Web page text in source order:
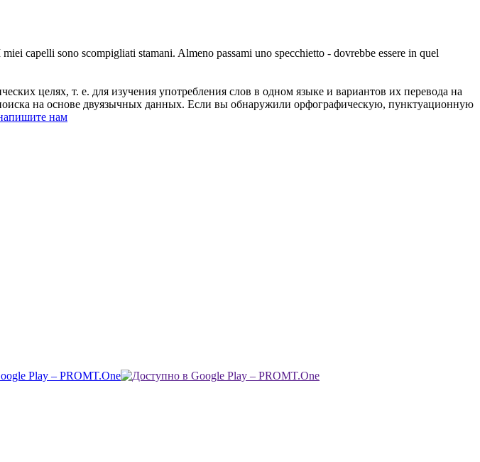
miei capelli sono scompigliati stamani. Almeno passami uno specchietto - dovrebbe essere in quel
целях, т. е. для изучения употребления слов в одном языке и вариантов их перевода на
на основе двуязычных данных. Если вы обнаружили орфографическую, пунктуационную
нам